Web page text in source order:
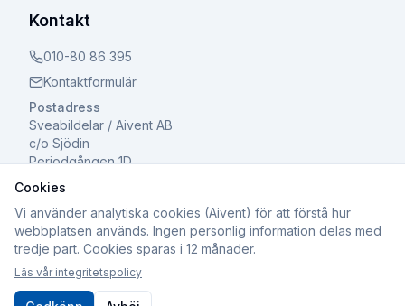
Kontakt
010-80 86 395
Kontaktformulär
Postadress
Sveabildelar / Aivent AB
c/o Sjödin
Periodgången 1D
611 37 Nyköping
©2026Sveabildelar / Aivent AB. Alla rättigheter
Org.nr: 559502-8241 | Registrerad för F-skatt och Moms
Cookies
Vi använder analytiska cookies (Aivent) för att förstå hur
webbplatsen används. Ingen personlig information delas med
tredje part. Cookies sparas i 12 månader.
Läs vår integritetspolicy